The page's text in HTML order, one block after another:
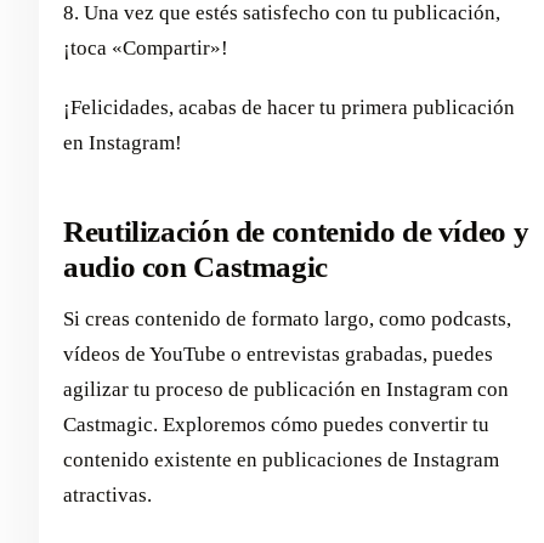
8. Una vez que estés satisfecho con tu publicación,
¡toca «Compartir»!
¡Felicidades, acabas de hacer tu primera publicación
en Instagram!
Reutilización de contenido de vídeo y
audio con Castmagic
Si creas contenido de formato largo, como podcasts,
vídeos de YouTube o entrevistas grabadas, puedes
agilizar tu proceso de publicación en Instagram con
Castmagic. Exploremos cómo puedes convertir tu
contenido existente en publicaciones de Instagram
atractivas.